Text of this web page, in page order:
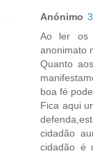
Anónimo
Ao ler os
anonimato
Quanto
boa fé
Fica aqui
cidadão
cidadão é